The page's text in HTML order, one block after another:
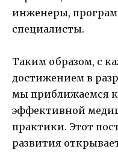
инженеры,
специалисты.
Таким образом, с
достижением в
мы приближаемся
эффективной
практики. Этот
развития